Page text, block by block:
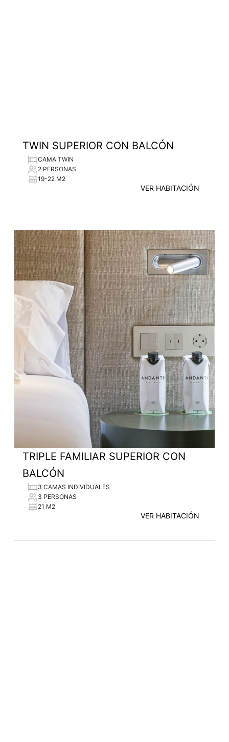
TWIN SUPERIOR CON BALCÓN
CAMA TWIN
2 PERSONAS
19-22 M2
VER HABITACIÓN
TRIPLE FAMILIAR SUPERIOR CON
BALCÓN
3 CAMAS INDIVIDUALES
3 PERSONAS
21 M2
VER HABITACIÓN